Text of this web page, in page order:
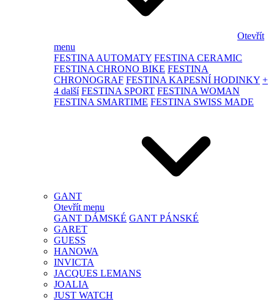
Otevřít
menu
FESTINA AUTOMATY FESTINA CERAMIC
FESTINA CHRONO BIKE FESTINA
CHRONOGRAF FESTINA KAPESNÍ HODINKY +
4 další FESTINA SPORT FESTINA WOMAN
FESTINA SMARTIME FESTINA SWISS MADE
GANT
Otevřít menu
GANT DÁMSKÉ GANT PÁNSKÉ
GARET
GUESS
HANOWA
INVICTA
JACQUES LEMANS
JOALIA
JUST WATCH